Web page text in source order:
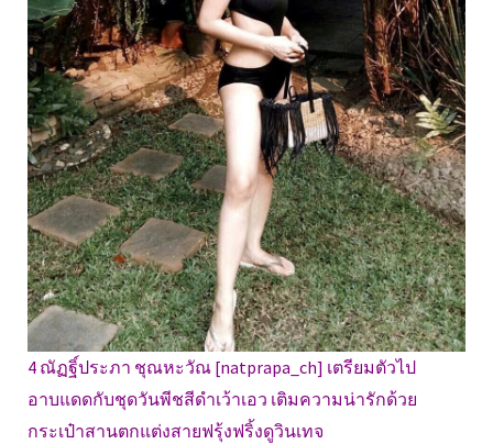
4 ณัฏฐิ์ประภา ชุณหะวัณ [natprapa_ch] เตรียมตัวไป
อาบแดดกับชุดวันพีชสีดำเว้าเอว เติมความน่ารักด้วย
กระเป๋าสานตกแต่งสายฟรุ้งฟริ้งดูวินเทจ